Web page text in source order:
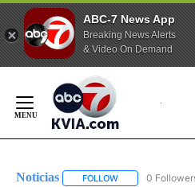
ABC-7 News App
Breaking News Alerts
& Video On Demand
Content
Noticias FOLLOW FOLLOW
0